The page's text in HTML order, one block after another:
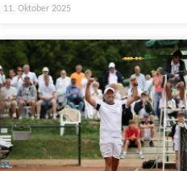
11. Oktober 2025